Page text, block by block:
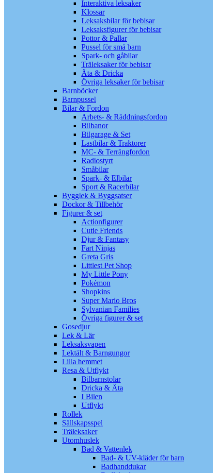
Interaktiva leksaker
Klossar
Leksaksbilar för bebisar
Leksaksfigurer för bebisar
Pottor & Pallar
Pussel för små barn
Spark- och gåbilar
Träleksaker för bebisar
Äta & Dricka
Övriga leksaker för bebisar
Barnböcker
Barnpussel
Bilar & Fordon
Arbets- & Räddningsfordon
Bilbanor
Bilgarage & Set
Lastbilar & Traktorer
MC- & Terrängfordon
Radiostyrt
Småbilar
Spark- & Elbilar
Sport & Racerbilar
Bygglek & Byggsatser
Dockor & Tillbehör
Figurer & set
Actionfigurer
Cutie Friends
Djur & Fantasy
Fart Ninjas
Greta Gris
Littlest Pet Shop
My Little Pony
Pokémon
Shopkins
Super Mario Bros
Sylvanian Families
Övriga figurer & set
Gosedjur
Lek & Lär
Leksaksvapen
Lektält & Barngungor
Lilla hemmet
Resa & Utflykt
Bilbarnstolar
Dricka & Äta
I Bilen
Utflykt
Rollek
Sällskapsspel
Träleksaker
Utomhuslek
Bad & Vattenlek
Bad- & UV-kläder för barn
Badhanddukar